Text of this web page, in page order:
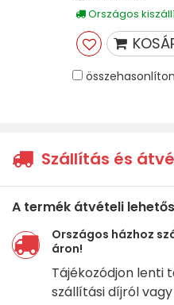
Országos
Szállítás és
A termék átvételi
Országos házhoz
áron!
Tájékozódjon lenti
szállítási díjról